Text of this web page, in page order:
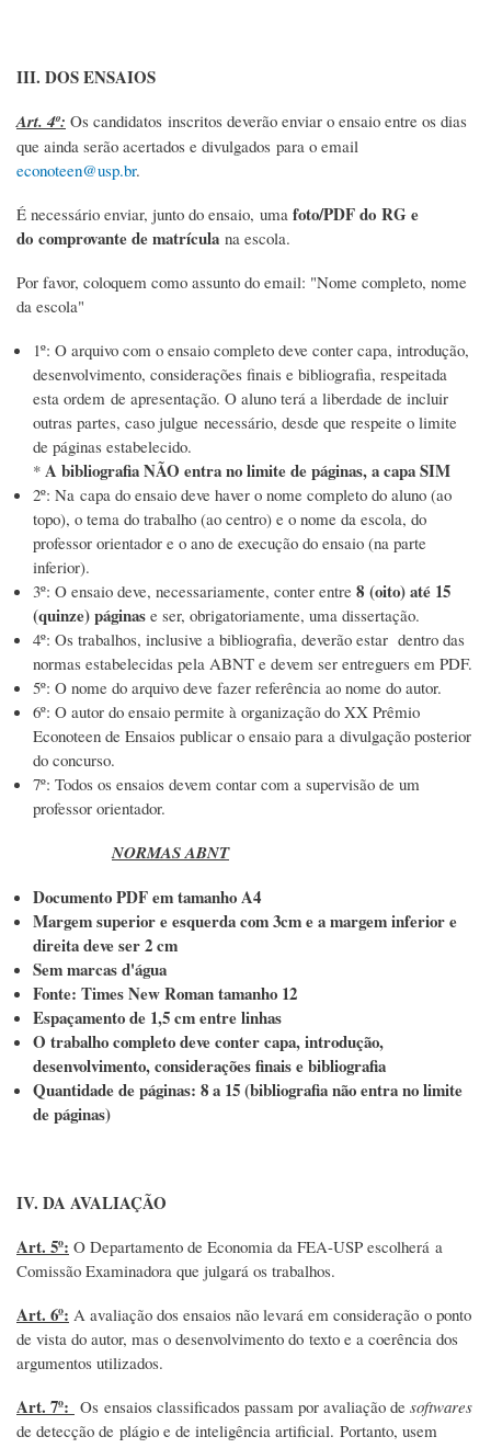
III. DOS ENSAIOS
Art. 4º: Os candidatos inscritos deverão enviar o ensaio entre os dias
que ainda serão acertados e divulgados para o email
econoteen@usp.br.
É necessário enviar, junto do ensaio, uma foto/PDF do RG e
do comprovante de matrícula na escola.
Por favor, coloquem como assunto do email: "Nome completo, nome
da escola"
1º: O arquivo com o ensaio completo deve conter capa, introdução,
desenvolvimento, considerações finais e bibliografia, respeitada
esta ordem de apresentação. O aluno terá a liberdade de incluir
outras partes, caso julgue necessário, desde que respeite o limite
de páginas estabelecido.
* A bibliografia NÃO entra no limite de páginas, a capa SIM
2º: Na capa do ensaio deve haver o nome completo do aluno (ao
topo), o tema do trabalho (ao centro) e o nome da escola, do
professor orientador e o ano de execução do ensaio (na parte
inferior).
3º: O ensaio deve, necessariamente, conter entre 8 (oito) até 15
(quinze) páginas e ser, obrigatoriamente, uma dissertação.
4º: Os trabalhos, inclusive a bibliografia, deverão estar dentro das
normas estabelecidas pela ABNT e devem ser entreguers em PDF.
5º: O nome do arquivo deve fazer referência ao nome do autor.
6º: O autor do ensaio permite à organização do XX Prêmio
Econoteen de Ensaios publicar o ensaio para a divulgação posterior
do concurso.
7º: Todos os ensaios devem contar com a supervisão de um
professor orientador.
NORMAS ABNT
Documento PDF em tamanho A4
Margem superior e esquerda com 3cm e a margem inferior e
direita deve ser 2 cm
Sem marcas d'água
Fonte: Times New Roman tamanho 12
Espaçamento de 1,5 cm entre linhas
O trabalho completo deve conter capa, introdução,
desenvolvimento, considerações finais e bibliografia
Quantidade de páginas: 8 a 15 (bibliografia não entra no limite
de páginas)
IV. DA AVALIAÇÃO
Art. 5º: O Departamento de Economia da FEA-USP escolherá a
Comissão Examinadora que julgará os trabalhos.
Art. 6º: A avaliação dos ensaios não levará em consideração o ponto
de vista do autor, mas o desenvolvimento do texto e a coerência dos
argumentos utilizados.
Art. 7º: Os ensaios classificados passam por avaliação de softwares
de detecção de plágio e de inteligência artificial. Portanto, usem